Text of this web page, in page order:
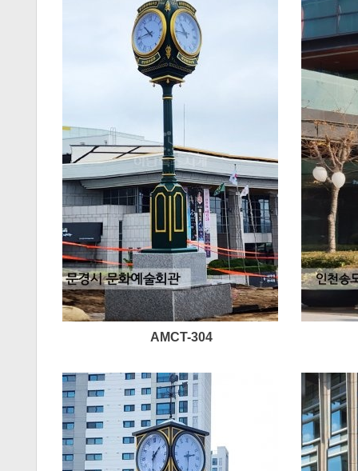
AMCT-304